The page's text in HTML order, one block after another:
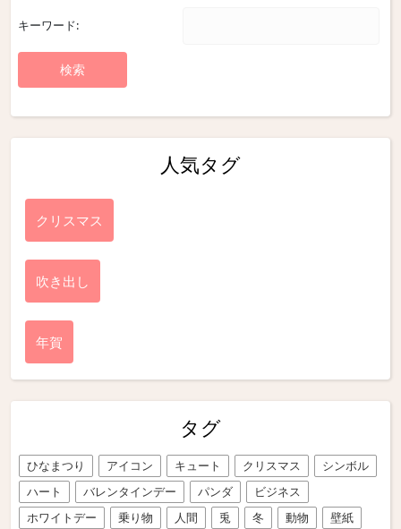
キーワード:
人気タグ
クリスマス
吹き出し
年賀
タグ
ひなまつり アイコン キュート クリスマス
シンボル
ハート
バレンタインデー パンダ
ビジネス
ホワイトデー
乗り物 人間 兎 冬 動物
壁紙